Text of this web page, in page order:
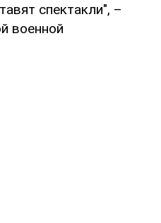
спектакли", –
военной